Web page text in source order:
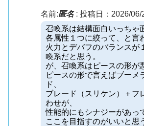
名前:匿名: 投稿日：2026/06/
召喚系は結構面白いっちゃ
各属性１つに絞って、と言
火力とデバフのバランスが
喚系だと思う。
が、召喚系はピースの形が
ピースの形で言えばブーメ
ド、
ブレード（スリケン）＋フ
わせが、
性能的にもシナジーがあっ
ここを目指すのがいいと思